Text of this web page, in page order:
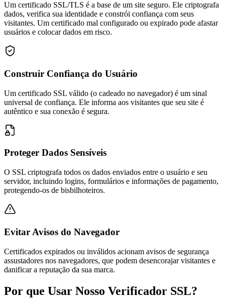
Um certificado SSL/TLS é a base de um site seguro. Ele criptografa
dados, verifica sua identidade e constrói confiança com seus
visitantes. Um certificado mal configurado ou expirado pode afastar
usuários e colocar dados em risco.
Construir Confiança do Usuário
Um certificado SSL válido (o cadeado no navegador) é um sinal
universal de confiança. Ele informa aos visitantes que seu site é
autêntico e sua conexão é segura.
Proteger Dados Sensíveis
O SSL criptografa todos os dados enviados entre o usuário e seu
servidor, incluindo logins, formulários e informações de pagamento,
protegendo-os de bisbilhoteiros.
Evitar Avisos do Navegador
Certificados expirados ou inválidos acionam avisos de segurança
assustadores nos navegadores, que podem desencorajar visitantes e
danificar a reputação da sua marca.
Por que Usar Nosso Verificador SSL?